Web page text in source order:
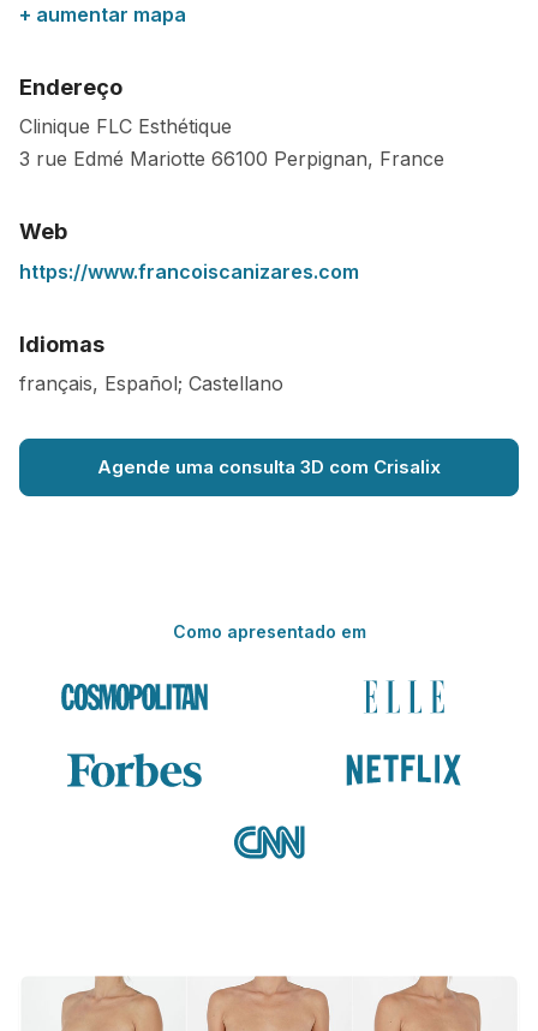
+ aumentar mapa
Endereço
Clinique FLC Esthétique
3 rue Edmé Mariotte 66100 Perpignan, France
Web
https://www.francoiscanizares.com
Idiomas
français, Español; Castellano
Agende uma consulta 3D com Crisalix
Como apresentado em